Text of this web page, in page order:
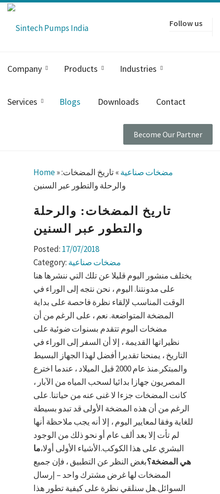
Follow us
Company Products Industries
Services Blogs Downloads Contact
Become Our Partner
Home» مضخات صناعية»تاريخ المضخات:
والرحلة والتطور عبر السنين
تاريخ المضخات: والرحلة
والتطور عبر السنين
Posted: 17/07/2018
Category: مضخات صناعية
يختلف منشور اليوم قليلا عن تلك التي ننشرها هنا
على مدونتنا. اليوم ، نحن نتجه إلى الوراء في
الوقت المناسب لإلقاء نظرة فاحصة على بداية
المضخة المتواضعة. نعم ، على الرغم من أن
مضخات اليوم تتقدم بسنوات ضوئية على
نظيراتها القديمة ، إلا أن السفر إلى الوراء في
التاريخ ، يمنحنا تقديرا أفضل لهذا الجهاز البسيط
والمبتكر.منذ عام 2000 قبل الميلاد ، عندما اخترع
المصريون جهازا بدائيا لسحب المياه من الآبار ،
كانت المضخات جزءا لا غنى عنه من حياتنا. على
الرغم من أن هذه المضخة الأولى قد تبدو بسيطة
للغاية وفقا لمعايير اليوم ، إلا أنه يجب ملاحظة أنها
لم تأت إلا بعد ألف عام أو نحو ذلك من الوجود
البشري على هذا الكوكب.الأشياء الأولى أولا،ما
هي المضخة؟بغض النظر عن التطبيق ، فإن جميع
المضخات لها غرض مشترك واحد – إرسال
السوائل.هل سنلقي نظرة على كيفية تطور هذا